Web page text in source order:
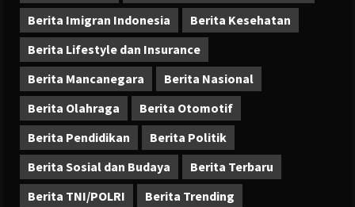
Berita Imigran Indonesia
Berita Kesehatan
Berita Lifestyle dan Insurance
Berita Mancanegara
Berita Nasional
Berita Olahraga
Berita Otomotif
Berita Pendidikan
Berita Politik
Berita Sosial dan Budaya
Berita Terbaru
Berita TNI/POLRI
Berita Trending